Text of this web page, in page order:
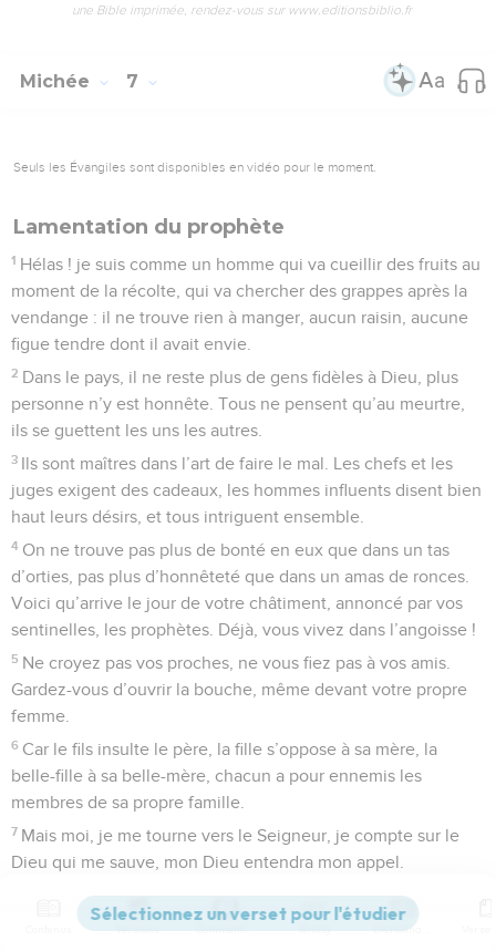
une Bible imprimée, rendez-vous sur www.editionsbiblio.fr
Michée 7
Seuls les Évangiles sont disponibles en vidéo pour le moment.
Lamentation du prophète
1 Hélas ! je suis comme un homme qui va cueillir des fruits au
moment de la récolte, qui va chercher des grappes après la
vendange : il ne trouve rien à manger, aucun raisin, aucune
figue tendre dont il avait envie.
2 Dans le pays, il ne reste plus de gens fidèles à Dieu, plus
personne n’y est honnête. Tous ne pensent qu’au meurtre,
ils se guettent les uns les autres.
3 Ils sont maîtres dans l’art de faire le mal. Les chefs et les
juges exigent des cadeaux, les hommes influents disent bien
haut leurs désirs, et tous intriguent ensemble.
4 On ne trouve pas plus de bonté en eux que dans un tas
d’orties, pas plus d’honnêteté que dans un amas de ronces.
Voici qu’arrive le jour de votre châtiment, annoncé par vos
sentinelles, les prophètes. Déjà, vous vivez dans l’angoisse !
5 Ne croyez pas vos proches, ne vous fiez pas à vos amis.
Gardez-vous d’ouvrir la bouche, même devant votre propre
femme.
6 Car le fils insulte le père, la fille s’oppose à sa mère, la
belle-fille à sa belle-mère, chacun a pour ennemis les
membres de sa propre famille.
7 Mais moi, je me tourne vers le Seigneur, je compte sur le
Dieu qui me sauve, mon Dieu entendra mon appel.
Espérance et prière du peuple
Versions Commentaires Strong